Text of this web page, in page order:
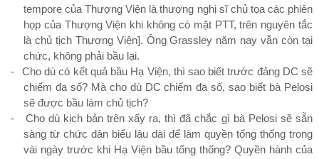
tempore của Thượng Viện là thượng nghị sĩ chủ tọa các phiên
họp của Thượng Viện khi không có mặt PTT, trên nguyên tắc
là chủ tịch Thượng Viện]. Ông Grassley năm nay vẫn còn tại
chức, không phải bầu lại.
-
Cho dù có kết quả bầu Hạ Viện, thì sao biết trước đảng DC sẽ
chiếm đa số? Mà cho dù DC chiếm đa số, sao biết bà Pelosi
sẽ được bầu làm chủ tịch?
-
Cho dù kịch bản trên xẩy ra, thì đã chắc gì bà Pelosi sẽ sẵn
sàng từ chức dân biểu lâu dài để làm quyền tổng thống trong
vài ngày trước khi Hạ Viện bầu tổng thống? Quyền hành của